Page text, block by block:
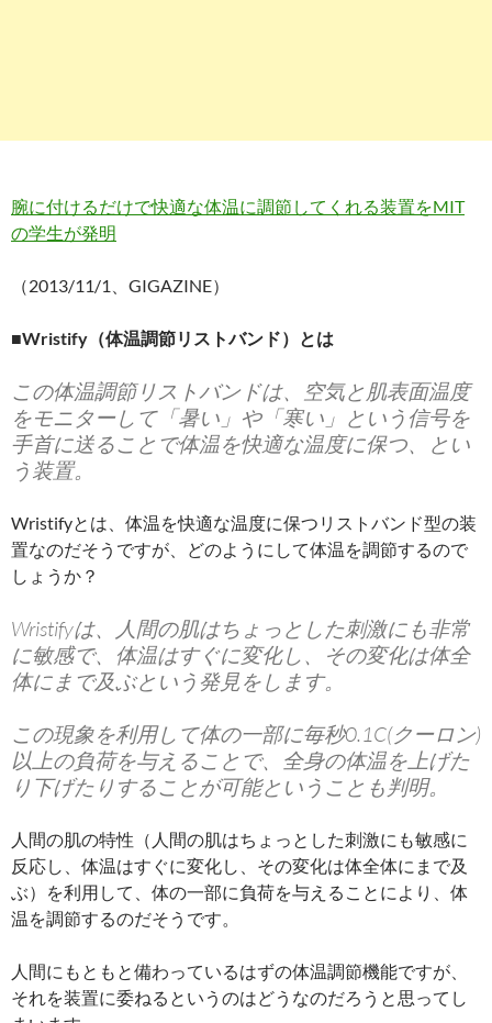
腕に付けるだけで快適な体温に調節してくれる装置をMIT
の学生が発明
（2013/11/1、GIGAZINE）
■Wristify（体温調節リストバンド）とは
この体温調節リストバンドは、空気と肌表面温度
をモニターして「暑い」や「寒い」という信号を
手首に送ることで体温を快適な温度に保つ、とい
う装置。
Wristifyとは、体温を快適な温度に保つリストバンド型の装
置なのだそうですが、どのようにして体温を調節するので
しょうか？
Wristifyは、
人間の肌はちょっとした刺激にも非常
に敏感で、体温はすぐに変化し、その変化は体全
体にまで及ぶという発見をします。
この現象を利用して体の一部に毎秒0.1C(クーロン)
以上の負荷を与えることで、全身の体温を上げた
り下げたりすることが可能ということも判明。
人間の肌の特性（人間の肌はちょっとした刺激にも敏感に
反応し、体温はすぐに変化し、その変化は体全体にまで及
ぶ）を利用して、体の一部に負荷を与えることにより、体
温を調節するのだそうです。
人間にもともと備わっているはずの体温調節機能ですが、
それを装置に委ねるというのはどうなのだろうと思ってし